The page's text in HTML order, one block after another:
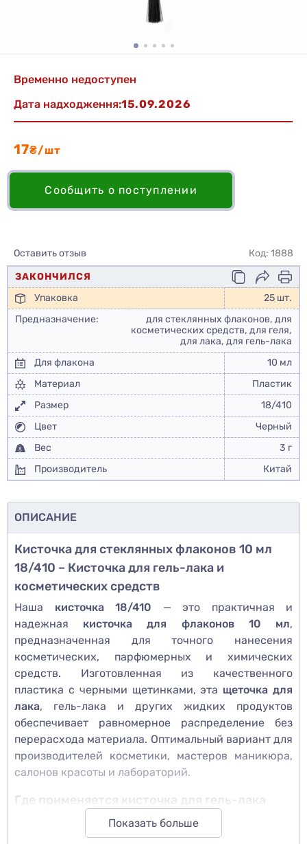
Временно недоступен
Дата надходження:15.09.2026
17₴/шт
Сообщить о поступлении
Оставить отзыв
Код: 1888
ЗАКОНЧИЛСЯ
Упаковка
25 шт.
Предназначение:
для стеклянных флаконов, для
косметических средств, для геля,
для лака, для гель-лака
Для флакона
10 мл
Материал
Пластик
Размер
18/410
Цвет
Черный
Вес
3 г
Производитель
Китай
ОПИСАНИЕ
Кисточка для стеклянных флаконов 10 мл
18/410 – Кисточка для гель-лака и
косметических средств
Наша кисточка 18/410 — это практичная и
надежная кисточка для флаконов 10 мл,
предназначенная для точного нанесения
косметических, парфюмерных и химических
средств. Изготовленная из качественного
пластика с черными щетинками, эта щеточка для
лака, гель-лака и других жидких продуктов
обеспечивает равномерное распределение без
перерасхода материала. Оптимальный вариант для
производителей косметики, мастеров маникюра,
салонов красоты и лабораторий.
Где применяется кисточка для гель-лака
Универсальный аппликатор для косметических
средств с резьбой 18/410 подходит для работы с
Показать больше